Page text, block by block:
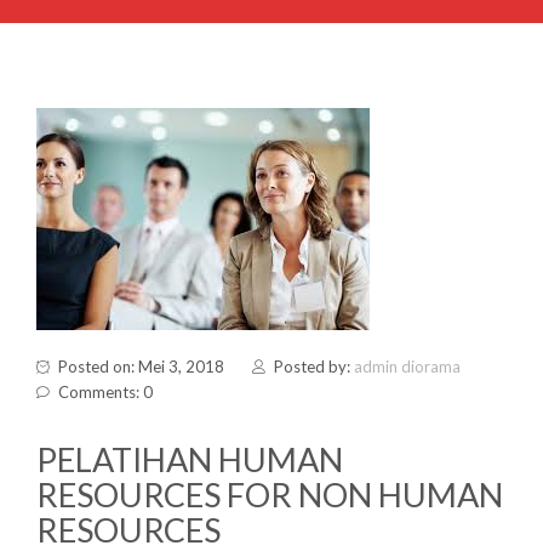
Posted on: Mei 3, 2018 Posted by: admin diorama
Comments: 0
PELATIHAN HUMAN
RESOURCES FOR NON HUMAN
RESOURCES